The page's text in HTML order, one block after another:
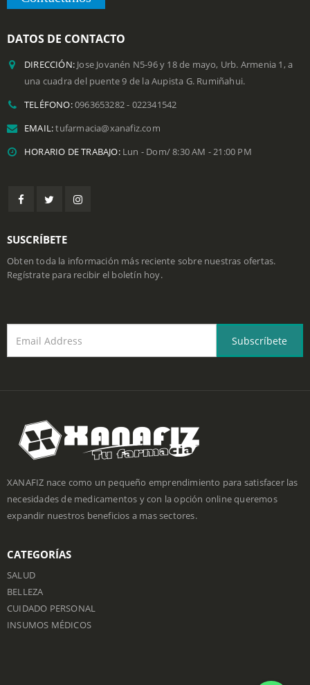
DATOS DE CONTACTO
DIRECCIÓN: Jose Jovanén N5-96 y 18 de mayo, Urb. Armenia 1, a
una cuadra del puente 9 de la Aupista G. Rumiñahui.
TELÉFONO:0963653282 - 022341542
EMAIL: tufarmacia@xanafiz.com
HORARIO DE TRABAJO: Lun - Dom/ 8:30 AM - 21:00 PM
SUSCRÍBETE
Obten toda la información más reciente sobre nuestras ofertas.
Regístrate para recibir el boletín hoy.
XANAFIZ nace como un pequeño emprendimiento para satisfacer las
necesidades de medicamentos y con la opción online queremos
expandir nuestros beneficios a mas sectores.
CATEGORÍAS
SALUD
BELLEZA
CUIDADO PERSONAL
INSUMOS MÉDICOS